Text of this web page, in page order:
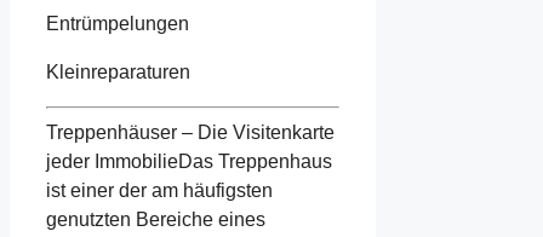
Entrümpelungen
Kleinreparaturen
Treppenhäuser – Die Visitenkarte
jeder ImmobilieDas Treppenhaus
ist einer der am häufigsten
genutzten Bereiche eines